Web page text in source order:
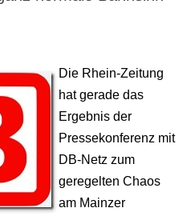
Die Rhein-Zeitung
hat gerade das
Ergebnis der
Pressekonferenz mit
DB-Netz zum
geregelten Chaos
am Mainzer